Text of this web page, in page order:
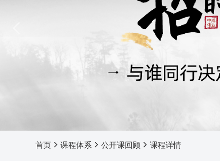
首页 课程体系 公开课回顾 课程详情